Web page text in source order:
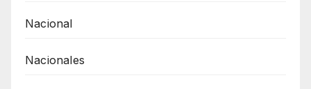
Nacional
Nacionales